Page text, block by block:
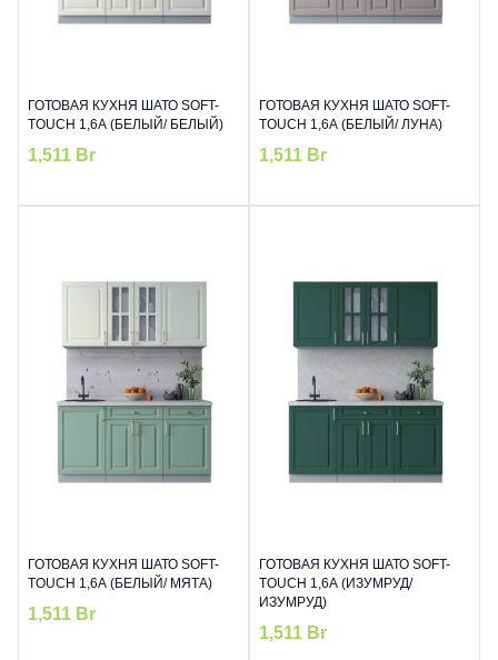
ГОТОВАЯ КУХНЯ ШАТО SOFT-
TOUCH 1,6А (БЕЛЫЙ/ БЕЛЫЙ)
1,511 Br
ГОТОВАЯ КУХНЯ ШАТО SOFT-
TOUCH 1,6А (БЕЛЫЙ/ ЛУНА)
1,511 Br
ГОТОВАЯ КУХНЯ ШАТО SOFT-
TOUCH 1,6А (БЕЛЫЙ/ МЯТА)
1,511 Br
ГОТОВАЯ КУХНЯ ШАТО SOFT-
TOUCH 1,6А (ИЗУМРУД/
ИЗУМРУД)
1,511 Br